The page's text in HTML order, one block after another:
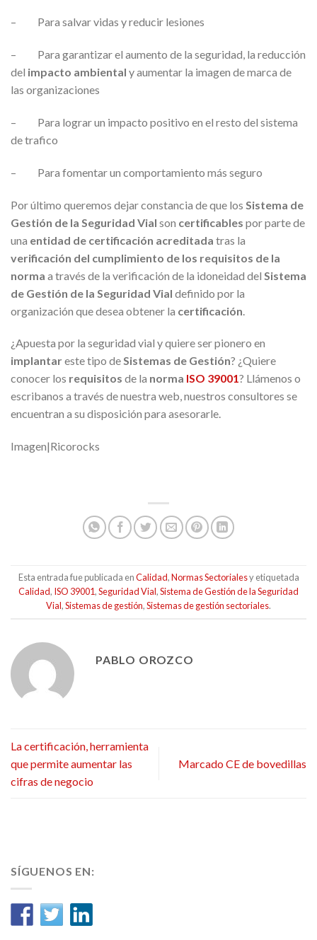
– Para salvar vidas y reducir lesiones
– Para garantizar el aumento de la seguridad, la reducción
del impacto ambiental y aumentar la imagen de marca de
las organizaciones
– Para lograr un impacto positivo en el resto del sistema
de trafico
– Para fomentar un comportamiento más seguro
Por último queremos dejar constancia de que los Sistema de
Gestión de la Seguridad Vial son certificables por parte de
una entidad de certificación acreditada tras la
verificación del cumplimiento de los requisitos de la
norma a través de la verificación de la idoneidad del Sistema
de Gestión de la Seguridad Vial definido por la
organización que desea obtener la certificación
¿Apuesta por la seguridad vial y quiere ser pionero en
implantareste tipo deSistemas de Gestión? ¿Quiere
conocer los requisitos de la norma ISO 39001? Llámenos o
escribanos a través de nuestra web, nuestros consultores se
encuentran a su disposición para asesorarle.
Imagen|Ricorocks
Esta entrada fue publicada enCalidad,Normas Sectorialesy etiquetada
Calidad, ISO 39001,Seguridad Vial,Sistema de Gestión de la Seguridad
Vial,Sistemas de gestión,Sistemas de gestión sectoriales.
PABLO OROZCO
La certificación, herramienta
que permite aumentar las
cifras de negocio
Marcado CE de bovedillas
SÍGUENOS EN: